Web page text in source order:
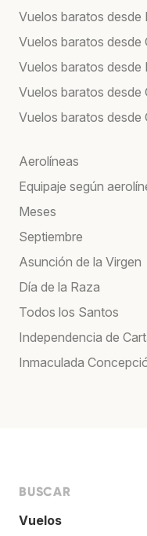
Vuelos baratos desde
Vuelos baratos desde
Vuelos baratos desde
Vuelos baratos desde
Vuelos baratos desde
Aerolíneas
Equipaje según
Meses
Septiembre
Asunción de la Virgen
Día de la Raza
Todos los Santos
Independencia de
Inmaculada
BUSCAR
Vuelos